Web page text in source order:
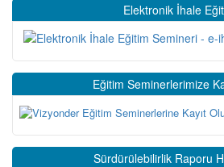
Elektronik İhale
Eğitim Seminerlerimize
Sürdürülebilirlik Raporu